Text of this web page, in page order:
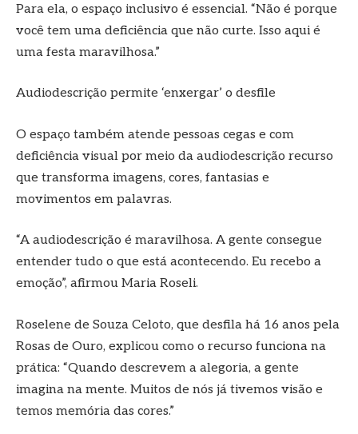
Para ela, o espaço inclusivo é essencial. “Não é porque
você tem uma deficiência que não curte. Isso aqui é
uma festa maravilhosa.”
Audiodescrição permite ‘enxergar’ o desfile
O espaço também atende pessoas cegas e com
deficiência visual por meio da audiodescrição recurso
que transforma imagens, cores, fantasias e
movimentos em palavras.
“A audiodescrição é maravilhosa. A gente consegue
entender tudo o que está acontecendo. Eu recebo a
emoção”, afirmou Maria Roseli.
Roselene de Souza Celoto, que desfila há 16 anos pela
Rosas de Ouro, explicou como o recurso funciona na
prática: “Quando descrevem a alegoria, a gente
imagina na mente. Muitos de nós já tivemos visão e
temos memória das cores.”